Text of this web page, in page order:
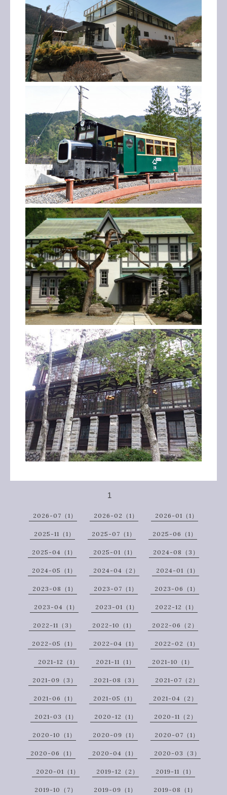
1
2026-07（1） 2026-02（1） 2026-01（1）
2025-11（1） 2025-07（1） 2025-06（1）
2025-04（1） 2025-01（1） 2024-08（3）
2024-05（1） 2024-04（2） 2024-01（1）
2023-08（1） 2023-07（1） 2023-06（1）
2023-04（1） 2023-01（1） 2022-12（1）
2022-11（3） 2022-10（1） 2022-06（2）
2022-05（1） 2022-04（1） 2022-02（1）
2021-12（1） 2021-11（1） 2021-10（1）
2021-09（3） 2021-08（3） 2021-07（2）
2021-06（1） 2021-05（1） 2021-04（2）
2021-03（1） 2020-12（1） 2020-11（2）
2020-10（1） 2020-09（1） 2020-07（1）
2020-06（1） 2020-04（1） 2020-03（3）
2020-01（1） 2019-12（2） 2019-11（1）
2019-10（7） 2019-09（1） 2019-08（1）